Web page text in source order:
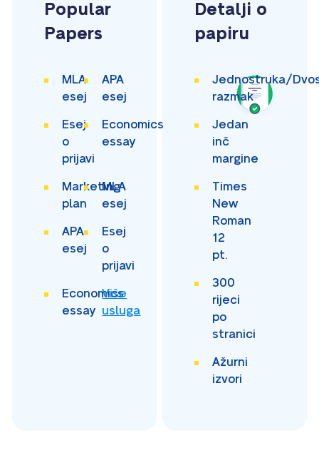
Popular
Papers
MLA
esej
APA
esej
Esej
o
prijavi
Economics
essay
Marketing
plan
MLA
esej
APA
esej
Esej
o
prijavi
Economics
essay
Više
usluga
Detalji o
papiru
Jednostruka/
razmak
Jedan
inč
margine
Times
New
Roman
12
pt.
300
rijeci
po
stranici
Ažurni
izvori